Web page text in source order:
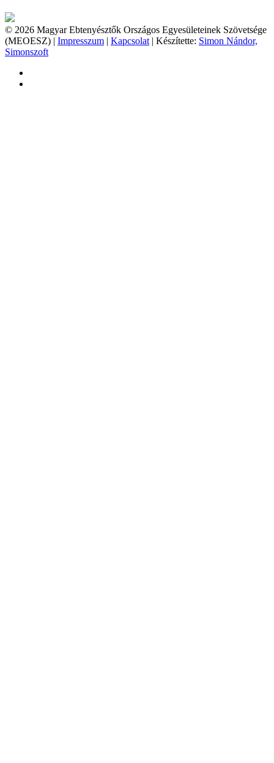
© 2026 Magyar Ebtenyésztők Országos Egyesületeinek Szövetsége
(MEOESZ) | Impresszum | Kapcsolat | Készítette: Simon Nándor,
Simonszoft